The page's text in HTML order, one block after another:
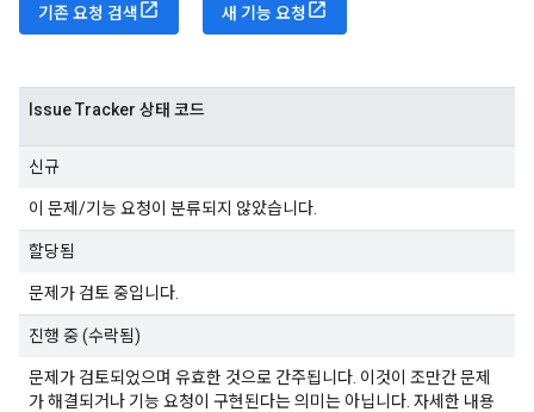
기존 요청 검색 새 기능 요청
Issue Tracker 상태 코드
신규
이 문제/기능 요청이 분류되지 않았습니다.
할당됨
문제가 검토 중입니다.
진행 중 (수락됨)
문제가 검토되었으며 유효한 것으로 간주됩니다. 이것이 조만간 문제
가 해결되거나 기능 요청이 구현된다는 의미는 아닙니다. 자세한 내용